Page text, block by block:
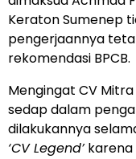
Keraton Sumenep
pengerjaannya
rekomendasi BPCB.
Mengingat CV
sedap dalam
dilakukannya
‘CV Legend’karena